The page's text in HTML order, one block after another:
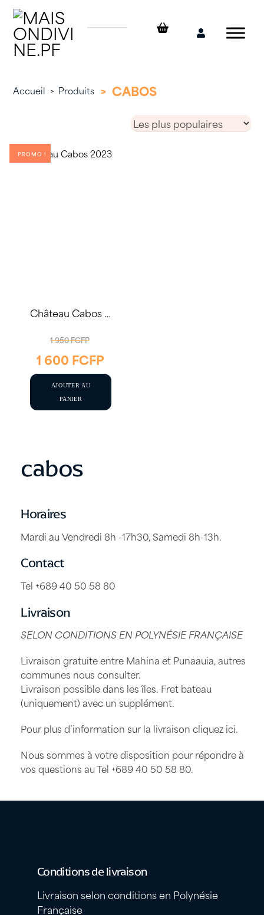
Skip
content
Mon
Accueil > Produits > CABOS
cabos
Horaires
Mardi au Vendredi 8h -17h30, Samedi 8h-13h.
Contact
Tel +689 40 50 58 80
Livraison
SELON CONDITIONS EN POLYNÉSIE FRANÇAISE
Livraison gratuite entre Mahina et Punaauia, autres
communes nous consulter.
Livraison possible dans les îles. Fret bateau
(uniquement) avec un supplément.
Pour plus d’information sur la livraisoncliquez ici.
Nous sommes à votre disposition pour répondre à
vos questions au Tel +689 40 50 58 80.
PROMO !
Château Cabos 2023 75cl
1 950FCFP
PRIX
INITIAL
1 600 FCFP
PRIX
AJOUTER AU
PANIER
Conditions de livraison
Livraison selon conditions en Polynésie
Française